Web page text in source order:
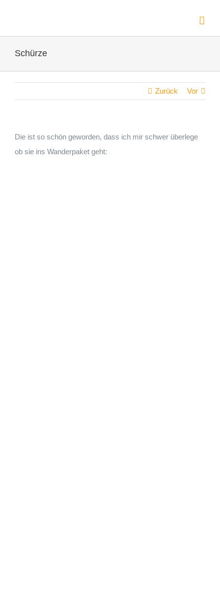
springen
Schürze
Zurück Vor
Die ist so schön geworden, dass ich mir schwer überlege
ob sie ins Wanderpaket geht: